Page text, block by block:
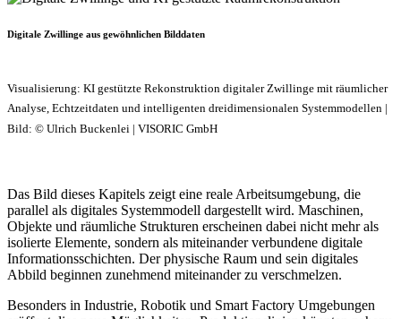
Digitale Zwillinge aus gewöhnlichen Bilddaten
Visualisierung: KI gestützte Rekonstruktion digitaler Zwillinge mit räumlicher
Analyse, Echtzeitdaten und intelligenten dreidimensionalen Systemmodellen |
Bild: © Ulrich Buckenlei | VISORIC GmbH
Das Bild dieses Kapitels zeigt eine reale Arbeitsumgebung, die
parallel als digitales Systemmodell dargestellt wird. Maschinen,
Objekte und räumliche Strukturen erscheinen dabei nicht mehr als
isolierte Elemente, sondern als miteinander verbundene digitale
Informationsschichten. Der physische Raum und sein digitales
Abbild beginnen zunehmend miteinander zu verschmelzen.
Besonders in Industrie, Robotik und Smart Factory Umgebungen